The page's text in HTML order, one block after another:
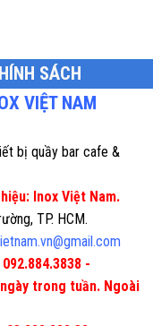
SÁCH
VIỆT NAM
bị quầy bar cafe &
Inox Việt Nam.
TP. HCM.
-
trong tuần. Ngoài